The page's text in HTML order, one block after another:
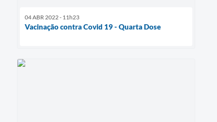
04 ABR 2022 - 11h23
Vacinação contra Covid 19 - Quarta Dose